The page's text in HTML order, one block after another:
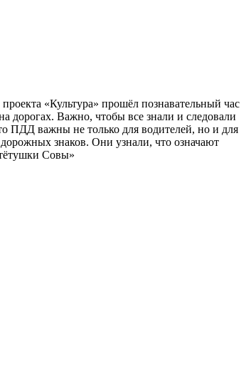
«Культура» прошёл познавательный час
дорогах. Важно, чтобы все знали и следовали
ПДД важны не только для водителей, но и для
знаков. Они узнали, что означают
Совы»